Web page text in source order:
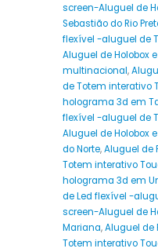
screen-Aluguel de
Sebastião do Rio
flexível -aluguel de
Aluguel de Holobox
multinacional,
de Totem interativo
holograma 3d em
flexível -aluguel de
Aluguel de Holobox
do Norte,Aluguel de
Totem interativo
holograma 3d em
de Led flexível -
screen-Aluguel de
Mariana,Aluguel de
Totem interativo